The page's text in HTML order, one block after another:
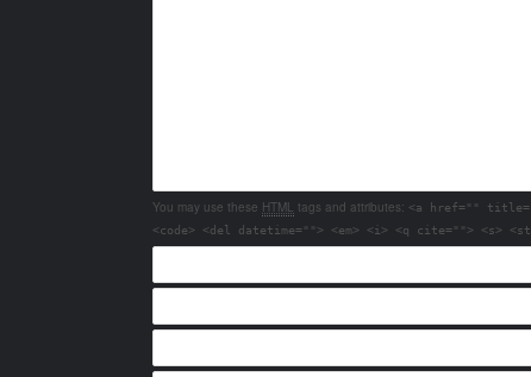
You may use these HTML tags and attributes: <a href=""
<code> <del datetime=""> <em> <i> <q cite=""> <s>